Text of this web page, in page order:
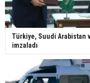
Türkiye, Suudi Arabistan
imzaladı